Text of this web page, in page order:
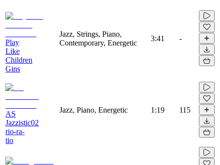
Play
Like
Children
Gins
Jazz, Strings, Piano,
Contemporary, Energetic
3:41 -
AS
Jazzistic02
rio-ra-
tio
Jazz, Piano, Energetic 1:19 115